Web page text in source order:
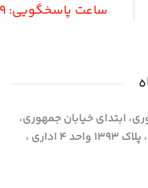
ساعت پاسخگویی: 9 تا 18
ابتدای خیابان جمهوری،
نبش کوچه کاووسی، پلاک 1393 واحد 4 اداری ،